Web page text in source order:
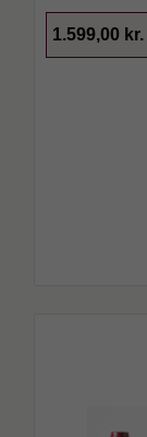
1.599,00 kr.